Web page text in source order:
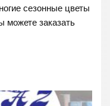
сезонные цветы
можете заказать